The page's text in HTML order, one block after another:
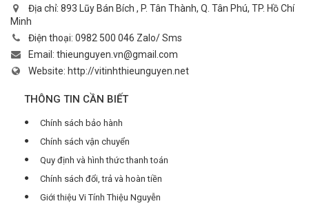
Địa chỉ: 893 Lũy Bán Bích , P. Tân Thành, Q. Tân Phú, TP. Hồ Chí
Minh
Điện thoại: 0982 500 046 Zalo/ Sms
Email: thieunguyen.vn@gmail.com
Website: http://vitinhthieunguyen.net
THÔNG TIN CẦN BIẾT
Chính sách bảo hành
Chính sách vận chuyển
Quy định và hình thức thanh toán
Chính sách đổi, trả và hoàn tiền
Giới thiệu Vi Tính Thiệu Nguyễn